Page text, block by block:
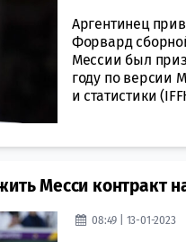
Аргентинец
Форвард
Мессии был
году по версии
и статистики
Месси контракт
08:49 | 13-01-2023